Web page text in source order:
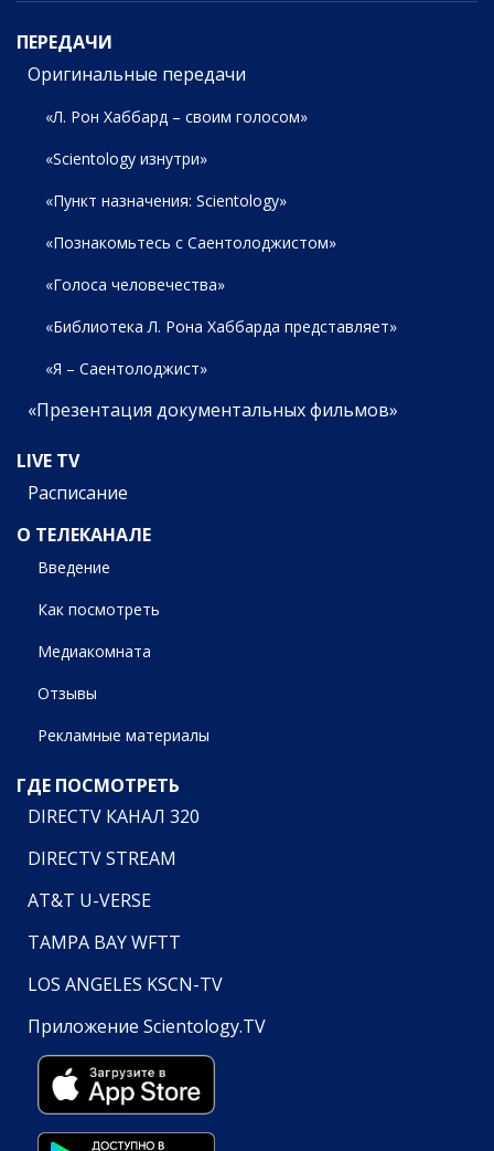
ПЕРЕДАЧИ
Оригинальные передачи
«Л. Рон Хаббард – своим голосом»
«Scientology изнутри»
«Пункт назначения: Scientology»
«Познакомьтесь с Саентолоджистом»
«Голоса человечества»
«Библиотека Л. Рона Хаббарда представляет»
«Я – Саентолоджист»
«Презентация документальных фильмов»
LIVE TV
Расписание
О ТЕЛЕКАНАЛЕ
Введение
Как посмотреть
Медиакомната
Отзывы
Рекламные материалы
ГДЕ ПОСМОТРЕТЬ
DIRECTV КАНАЛ 320
DIRECTV STREAM
AT&T U-VERSE
TAMPA BAY WFTT
LOS ANGELES KSCN-TV
Приложение Scientology.TV